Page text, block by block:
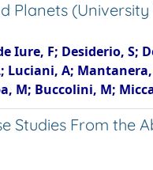
Planets
F; Desiderio, S;
Luciani, A;
M; Buccolini, M;
Studies From the